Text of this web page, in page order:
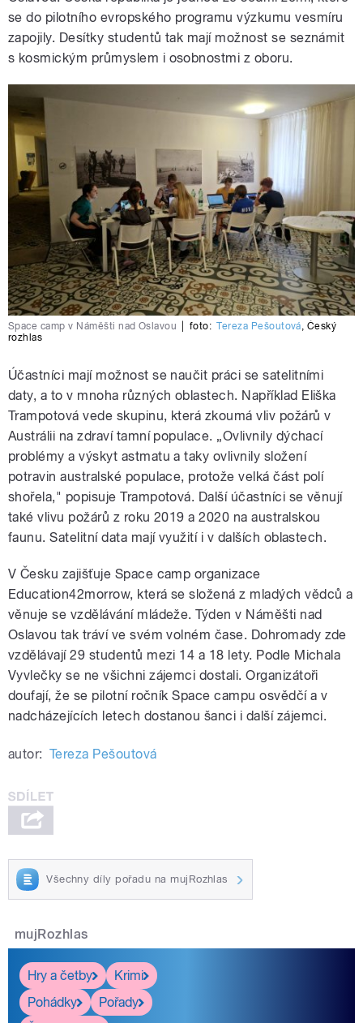
se do pilotního evropského programu výzkumu vesmíru
zapojily. Desítky studentů tak mají možnost se seznámit
s kosmickým průmyslem i osobnostmi z oboru.
Space camp v Náměšti nad Oslavou foto: Tereza Pešoutová, Český
rozhlas
Účastníci mají možnost se naučit práci se satelitními
daty, a to v mnoha různých oblastech. Například Eliška
Trampotová vede skupinu, která zkoumá vliv požárů v
Austrálii na zdraví tamní populace. „Ovlivnily dýchací
problémy a výskyt astmatu a taky ovlivnily složení
potravin australské populace, protože velká část polí
shořela," popisuje Trampotová. Další účastníci se věnují
také vlivu požárů z roku 2019 a 2020 na australskou
faunu. Satelitní data mají využití i v dalších oblastech.
V Česku zajišťuje Space camp organizace
Education42morrow, která se složená z mladých vědců a
věnuje se vzdělávání mládeže. Týden v Náměšti nad
Oslavou tak tráví ve svém volném čase. Dohromady zde
vzdělávají 29 studentů mezi 14 a 18 lety. Podle Michala
Vyvlečky se ne všichni zájemci dostali. Organizátoři
doufají, že se pilotní ročník Space campu osvědčí a v
nadcházejících letech dostanou šanci i další zájemci.
autor: Tereza Pešoutová
Všechny díly pořadu na mujRozhlas
mujRozhlas
Hry a četby
Krimi
Pohádky
Pořady